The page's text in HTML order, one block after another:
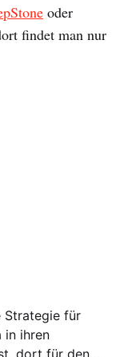
oder
findet man nur
in ihren
dort für den